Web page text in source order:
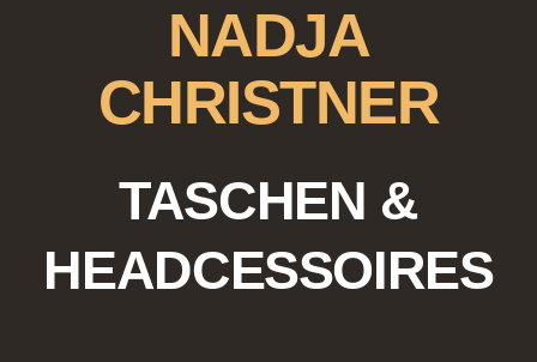
NADJA
CHRISTNER
TASCHEN &
HEADCESSOIRES